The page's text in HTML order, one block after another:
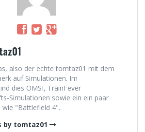
also der echte tomtaz01 mit dem
auf Simulationen. Im
dies OMSI, TrainFever
Simulationen sowie ein ein paar
wie "Battlefield 4".
by tomtaz01